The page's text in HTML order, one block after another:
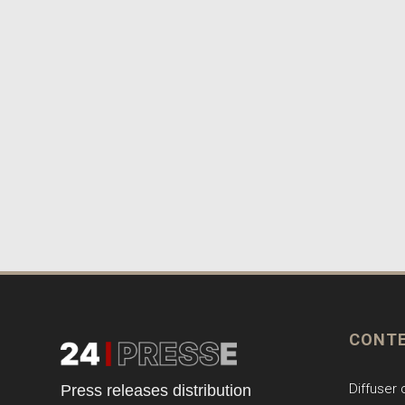
Press releases distribution
Diffuser